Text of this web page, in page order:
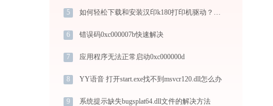
5 如何轻松下载和安装汉印k180打印机驱动？跟着这篇指南走
6 错误码0xc000007b快速解决
7 应用程序无法正常启动0xc000000d
8 YY语音 打开start.exe找不到msvcr120.dll怎么办
9 系统提示缺失bugsplat64.dll文件的解决方法